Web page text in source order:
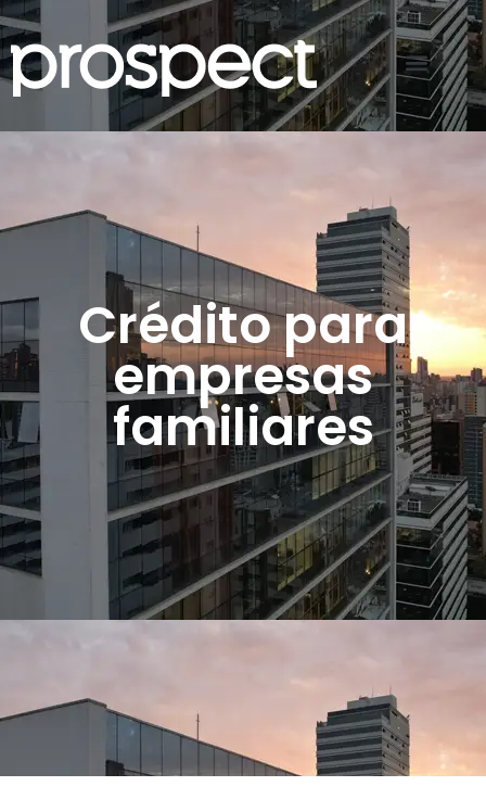
Crédito para
empresas
familiares